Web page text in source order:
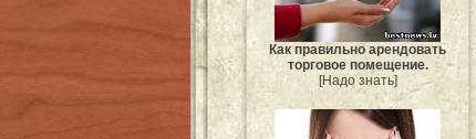
Как правильно арендовать
торговое помещение.
[Надо знать]